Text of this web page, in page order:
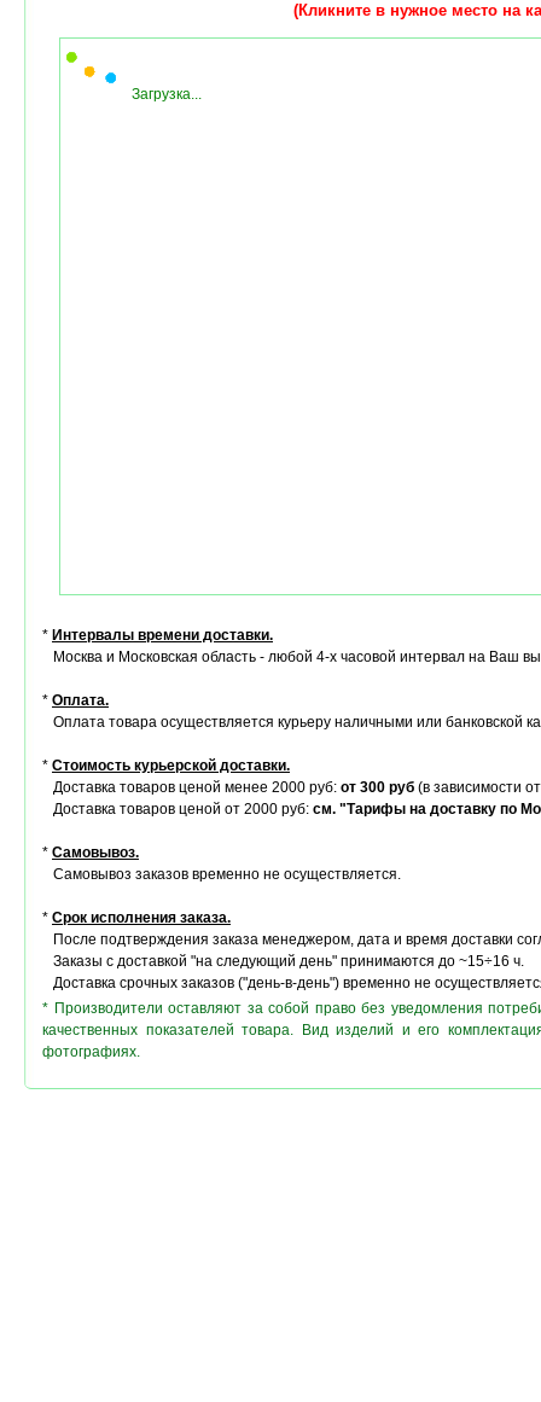
(Кликните в нужное место на
Загрузка...
* Интервалы времени доставки.
Москва и Московская область - любой 4-х часовой интервал на Ваш
* Оплата.
Оплата товара осуществляется курьеру наличными или банковской
* Стоимость курьерской доставки.
Доставка товаров ценой менее 2000 руб: от 300 руб (в зависимости
Доставка товаров ценой от 2000 руб: см. "Тарифы на доставку по
* Самовывоз.
Самовывоз заказов временно не осуществляется.
* Срок исполнения заказа.
После подтверждения заказа менеджером, дата и время доставки
Заказы с доставкой "на следующий день" принимаются до ~15÷16 ч.
Доставка срочных заказов ("день-в-день") временно не
* Производители оставляют за собой право без уведомления
качественных показателей товара. Вид изделий и его
фотографиях.